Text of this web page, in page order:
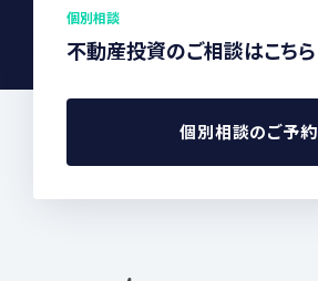
個別相談
不動産投資のご相談はこちら
個別相談のご予約